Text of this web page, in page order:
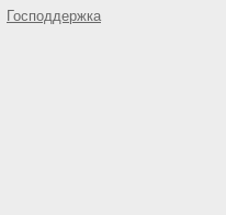
Господдержка